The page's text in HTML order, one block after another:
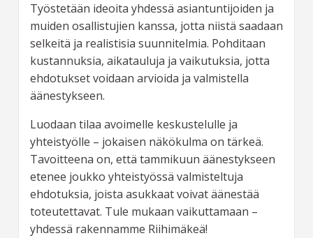
Työstetään ideoita yhdessä asiantuntijoiden ja
muiden osallistujien kanssa, jotta niistä saadaan
selkeitä ja realistisia suunnitelmia. Pohditaan
kustannuksia, aikatauluja ja vaikutuksia, jotta
ehdotukset voidaan arvioida ja valmistella
äänestykseen.
Luodaan tilaa avoimelle keskustelulle ja
yhteistyölle – jokaisen näkökulma on tärkeä.
Tavoitteena on, että tammikuun äänestykseen
etenee joukko yhteistyössä valmisteltuja
ehdotuksia, joista asukkaat voivat äänestää
toteutettavat. Tule mukaan vaikuttamaan –
yhdessä rakennamme Riihimäkeä!